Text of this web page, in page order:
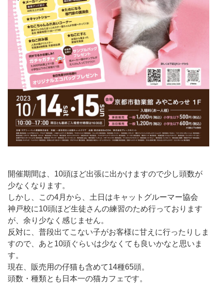
開催期間は、10頭ほど出張に出かけますので少し頭数が
少なくなります。
しかし、この4月から、土日はキャットグルーマー協会
神戸校に10頭ほど生徒さんの練習のため行っております
が、余り少なく感じません。
反対に、普段出てこない子がお客様に甘えに行ったりしま
すので、あと10頭ぐらいは少なくても良いかなと思いま
す。
現在、販売用の仔猫も含めて14種65頭。
頭数・種類とも日本一の猫カフェです。